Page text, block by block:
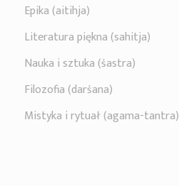
Epika (aitihja)
Literatura piękna (sahitja)
Nauka i sztuka (śastra)
Filozofia (darśana)
Mistyka i rytuał (agama-tantra)